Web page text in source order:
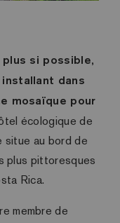
si possible,
dans
mosaïque pour
écologique de
situe au bord de
plus pittoresques
Rica.
membre de